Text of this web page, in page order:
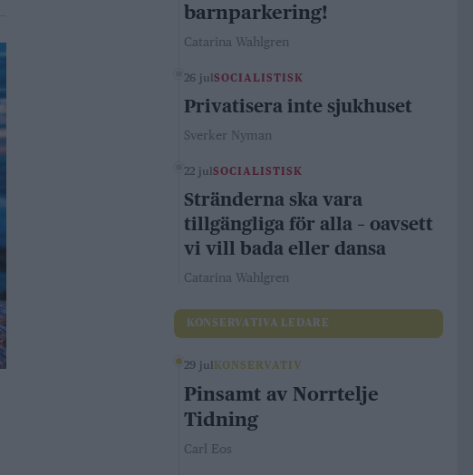
barnparkering!
Catarina Wahlgren
26 julSOCIALISTISK
Privatisera inte sjukhuset
Sverker Nyman
22 julSOCIALISTISK
Stränderna ska vara
tillgängliga för alla – oavsett
vi vill bada eller dansa
Catarina Wahlgren
KONSERVATIVA LEDARE
29 jul KONSERVATIV
Pinsamt av Norrtelje
Tidning
Carl Eos